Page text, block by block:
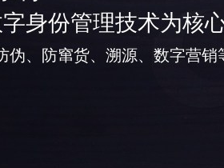
身份管理技术为核
伪、防窜货、溯源、数字营